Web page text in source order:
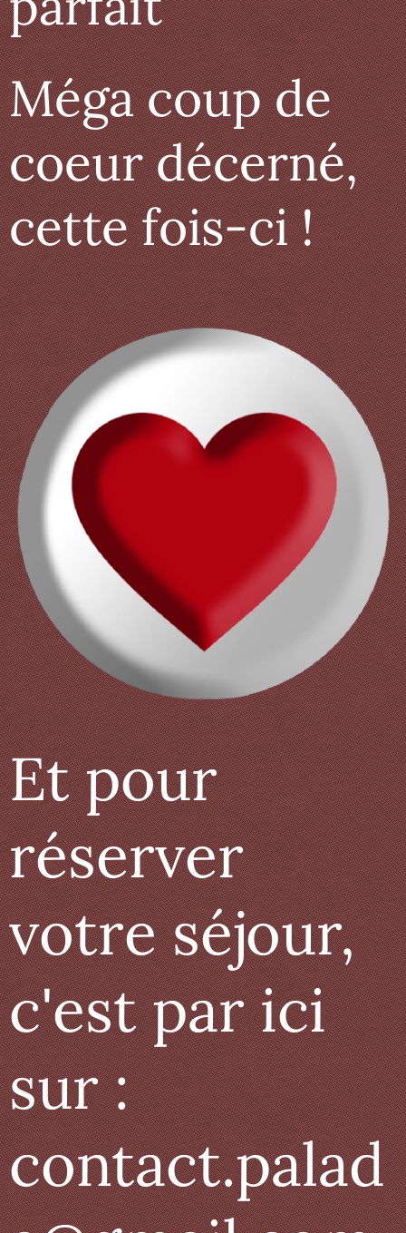
Méga coup de
coeur décerné,
cette fois-ci !
Et pour
réserver
votre séjour,
c'est par ici
sur :
contact.palad